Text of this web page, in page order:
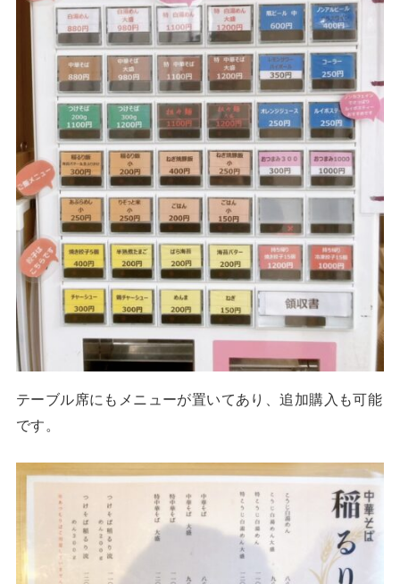
テーブル席にもメニューが置いてあり、追加購入も可能
です。